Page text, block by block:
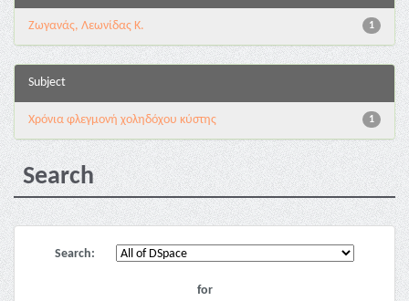
1
Ζωγανάς, Λεωνίδας Κ.
Subject
1
Χρόνια φλεγμονή χοληδόχου κύστης
Search
Search:
for